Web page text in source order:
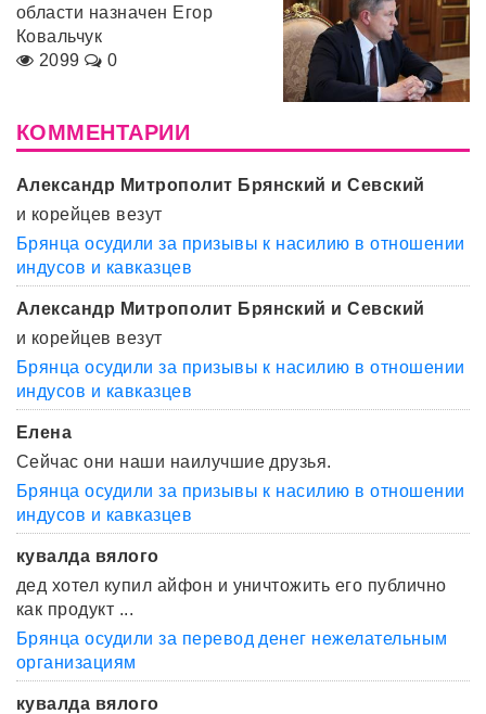
области назначен Егор
Ковальчук
2099
0
КОММЕНТАРИИ
Александр Митрополит Брянский и Севский
и корейцев везут
Брянца осудили за призывы к насилию в отношении
индусов и кавказцев
Александр Митрополит Брянский и Севский
и корейцев везут
Брянца осудили за призывы к насилию в отношении
индусов и кавказцев
Елена
Сейчас они наши наилучшие друзья.
Брянца осудили за призывы к насилию в отношении
индусов и кавказцев
кувалда вялого
дед хотел купил айфон и уничтожить его публично
как продукт ...
Брянца осудили за перевод денег нежелательным
организациям
кувалда вялого